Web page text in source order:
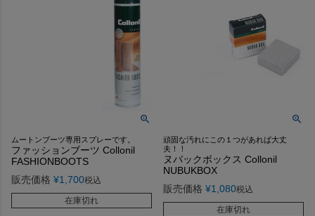
ムートンブーツ専用スプレーです。
ファッションブーツ Collonil
FASHIONBOOTS
販売価格 ¥1,700税込
在庫切れ
頑固な汚れにこの１つがあれば大丈
夫！！
ヌバックボックス Collonil
NUBUKBOX
販売価格 ¥1,080税込
在庫切れ